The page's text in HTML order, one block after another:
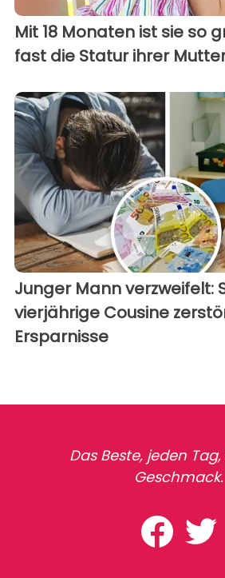
Mit 18 Monaten ist sie so
fast die Statur ihrer
Junger Mann verzweifelt:
vierjährige Cousine
Ersparnisse
Das Beste, jeden
Geschmack.